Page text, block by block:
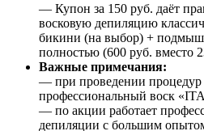
— Купон за 150 руб. даёт
восковую депиляцию
бикини (на выбор) +
полностью (600 руб. вместо
Важные примечания:
— при проведении процедур
профессиональный воск
— по акции работает
депиляции с большим